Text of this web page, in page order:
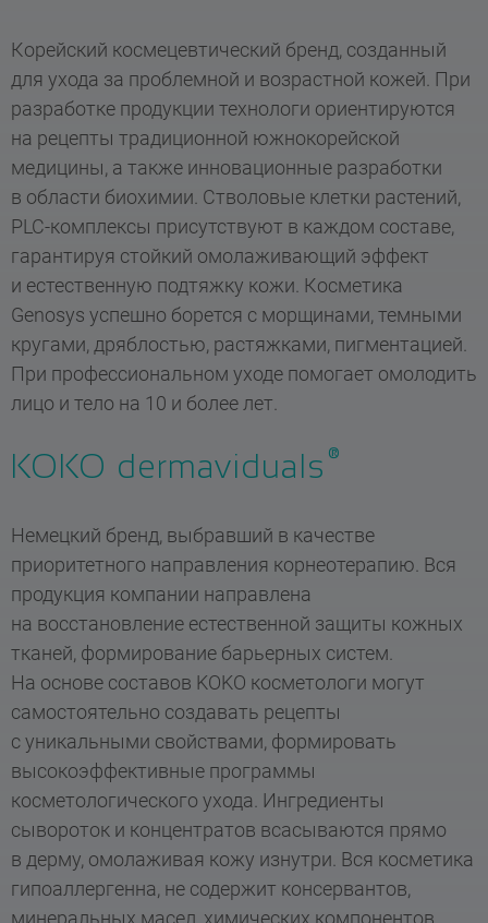
Корейский космецевтический бренд, созданный
для ухода за проблемной и возрастной кожей. При
разработке продукции технологи ориентируются
на рецепты традиционной южнокорейской
медицины, а также инновационные разработки
в области биохимии. Стволовые клетки растений,
PLC-комплексы присутствуют в каждом составе,
гарантируя стойкий омолаживающий эффект
и естественную подтяжку кожи. Косметика
Genosys успешно борется с морщинами, темными
кругами, дряблостью, растяжками, пигментацией.
При профессиональном уходе помогает омолодить
лицо и тело на 10 и более лет.
KOKO dermaviduals ®
Немецкий бренд, выбравший в качестве
приоритетного направления корнеотерапию. Вся
продукция компании направлена
на восстановление естественной защиты кожных
тканей, формирование барьерных систем.
На основе составов KOKO косметологи могут
самостоятельно создавать рецепты
с уникальными свойствами, формировать
высокоэффективные программы
косметологического ухода. Ингредиенты
сывороток и концентратов всасываются прямо
в дерму, омолаживая кожу изнутри. Вся косметика
гипоаллергенна, не содержит консервантов,
минеральных масел, химических компонентов.